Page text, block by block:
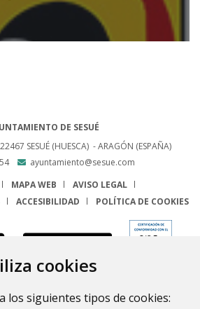
cookies
los siguientes tipos de cookies:
DE SESUÉ
22467 SESUÉ (HUESCA) - ARAGÓN (ESPAÑA)
ayuntamiento@sesue.com
MAPA WEB
AVISO LEGAL
ACCESIBILIDAD POLÍTICA DE COOKIES